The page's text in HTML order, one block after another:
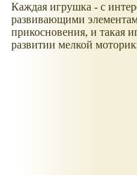
Каждая игрушка - с
развивающими
прикосновения, и такая
развитии мелкой